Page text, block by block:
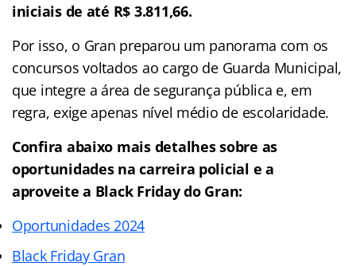
iniciais de até R$ 3.811,66.
Por isso, o Gran preparou um panorama com os
concursos voltados ao cargo de Guarda Municipal,
que integre a área de segurança pública e, em
regra, exige apenas nível médio de escolaridade.
Confira abaixo mais detalhes sobre as
oportunidades na carreira policial e a
aproveite a Black Friday do Gran:
Oportunidades 2024
Black Friday Gran